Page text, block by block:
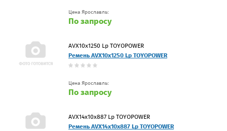
Цена Ярославль:
По запросу
AVX10x1250 Lp TOYOPOWER
Ремень AVX10x1250 Lp TOYOPOWER
Цена Ярославль:
По запросу
AVX14x10x887 Lp TOYOPOWER
Ремень AVX14x10x887 Lp TOYOPOWER